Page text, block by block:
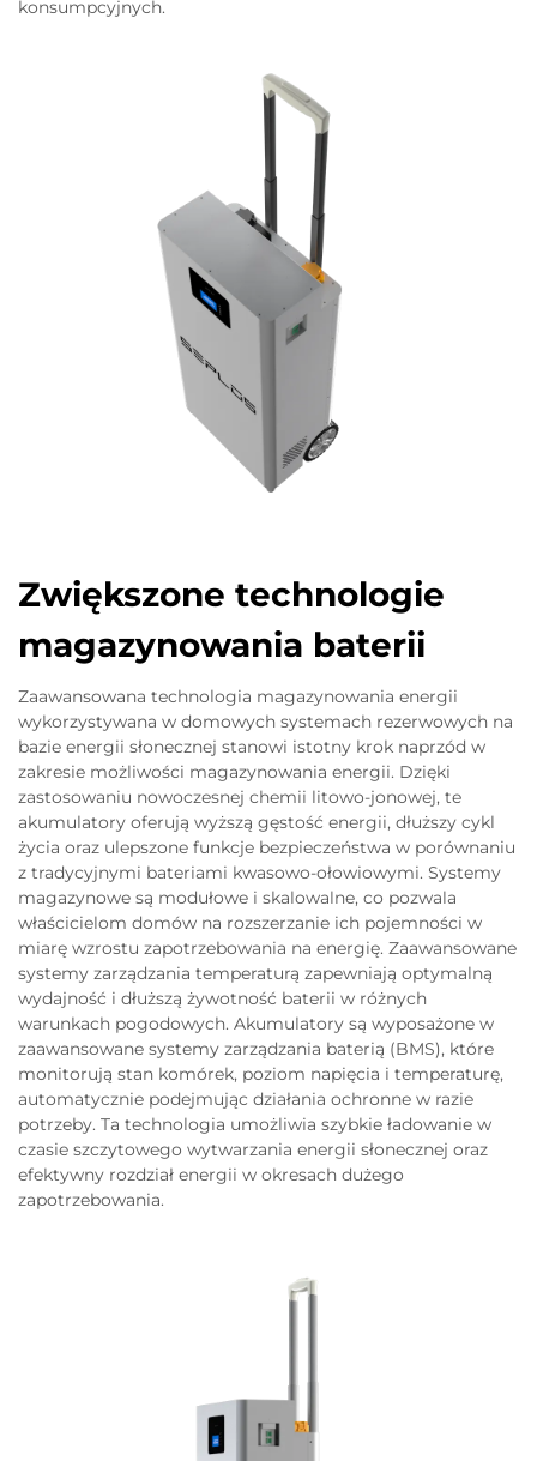
konsumpcyjnych.
Zwiększone technologie
magazynowania baterii
Zaawansowana technologia magazynowania energii
wykorzystywana w domowych systemach rezerwowych na
bazie energii słonecznej stanowi istotny krok naprzód w
zakresie możliwości magazynowania energii. Dzięki
zastosowaniu nowoczesnej chemii litowo-jonowej, te
akumulatory oferują wyższą gęstość energii, dłuższy cykl
życia oraz ulepszone funkcje bezpieczeństwa w porównaniu
z tradycyjnymi bateriami kwasowo-ołowiowymi. Systemy
magazynowe są modułowe i skalowalne, co pozwala
właścicielom domów na rozszerzanie ich pojemności w
miarę wzrostu zapotrzebowania na energię. Zaawansowane
systemy zarządzania temperaturą zapewniają optymalną
wydajność i dłuższą żywotność baterii w różnych
warunkach pogodowych. Akumulatory są wyposażone w
zaawansowane systemy zarządzania baterią (BMS), które
monitorują stan komórek, poziom napięcia i temperaturę,
automatycznie podejmując działania ochronne w razie
potrzeby. Ta technologia umożliwia szybkie ładowanie w
czasie szczytowego wytwarzania energii słonecznej oraz
efektywny rozdział energii w okresach dużego
zapotrzebowania.